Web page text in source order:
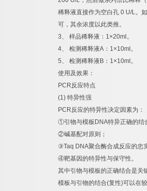
稀释液直接作为空白孔 0 U/L。
可，其余浓度以此类推。
3、 样品稀释液： 1×20ml 。
4、 检测稀释液A ： 1×10ml 。
5、 检测稀释液 B ： 1×10ml 。
使用及效果：
PCR反应特点
(1) 特异性强
PCR反应的特异性决定因素为：
①引物与模板 DNA特异正确的结
②碱基配对原则；
③Taq DNA聚合酶合成反应的忠
④靶基因的特异性与保守性。
其中引物与模板的正确结合是关
模板与引物的结合(复性)可以在